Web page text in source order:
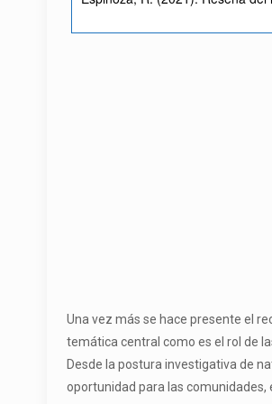
Una vez más se hace presente el
temática central como es el rol de
Desde la postura investigativa de
oportunidad para las comunidades,